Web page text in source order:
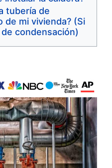
tubería de
mi vivienda? (Si
condensación)